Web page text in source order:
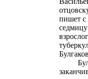
пишет с